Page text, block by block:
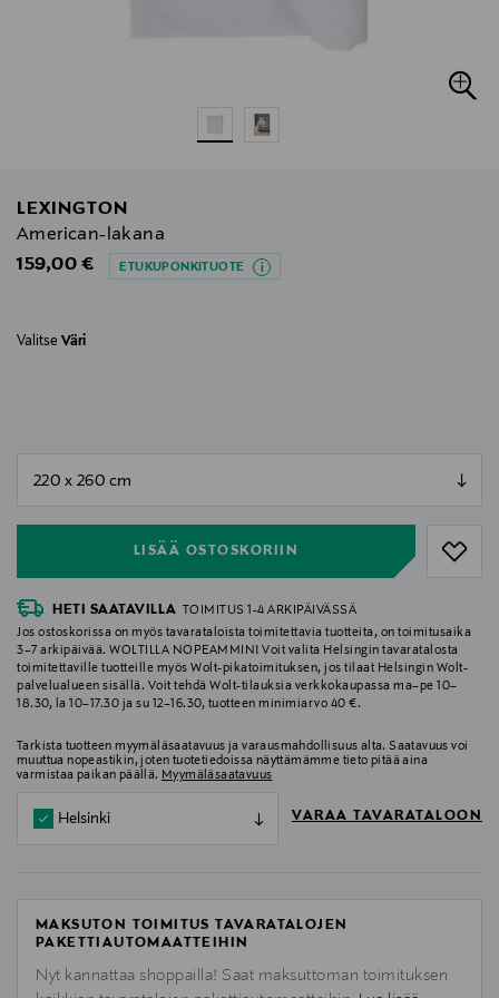
LEXINGTON
American-lakana
Original Price
159,00 € ETUKUPONKITUOTE
Valitse Väri
LISÄÄ OSTOSKORIIN
HETI SAATAVILLA
TOIMITUS 1-4 ARKIPÄIVÄSSÄ
Jos ostoskorissa on myös tavarataloista toimitettavia tuotteita, on toimitusaika
3–7 arkipäivää. WOLTILLA NOPEAMMIN! Voit valita Helsingin tavaratalosta
toimitettaville tuotteille myös Wolt-pikatoimituksen, jos tilaat Helsingin Wolt-
palvelualueen sisällä. Voit tehdä Wolt-tilauksia verkkokaupassa ma–pe 10–
18.30, la 10–17.30 ja su 12–16.30, tuotteen minimiarvo 40 €.
Tarkista tuotteen myymäläsaatavuus ja varausmahdollisuus alta. Saatavuus voi
muuttua nopeastikin, joten tuotetiedoissa näyttämämme tieto pitää aina
varmistaa paikan päällä. Myymäläsaatavuus
Helsinki VARAA TAVARATALOON
MAKSUTON TOIMITUS TAVARATALOJEN
PAKETTIAUTOMAATTEIHIN
Nyt kannattaa shoppailla! Saat maksuttoman toimituksen